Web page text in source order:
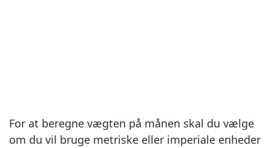
For at beregne vægten på månen skal du vælge
om du vil bruge metriske eller imperiale enheder